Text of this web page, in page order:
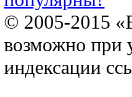
© 2005-2015
возможно при
индексации